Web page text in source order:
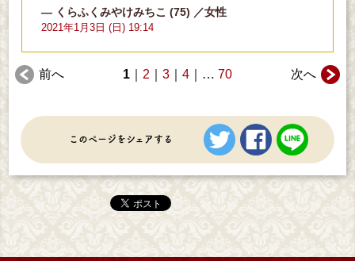
くらふくみやけみちこ (75) ／女性
2021年1月3日 (日) 19:14
前へ 次へ
1 2 3 4 70
このページをシェアする
ツイートする
シェアする
LINE